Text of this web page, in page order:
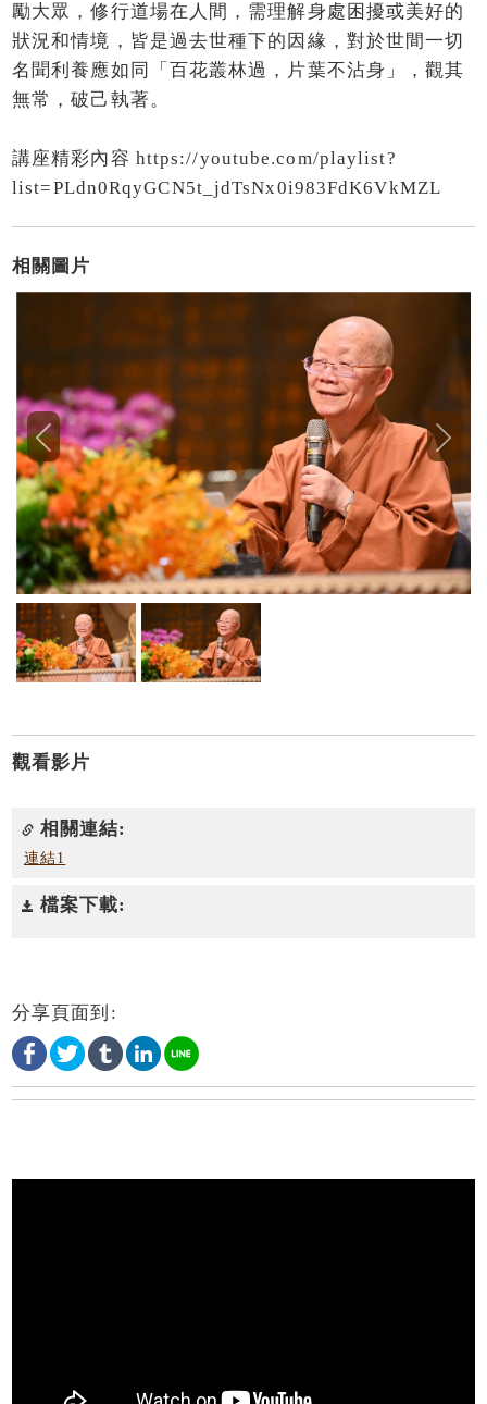
勵大眾，修行道場在人間，需理解身處困擾或美好的
狀況和情境，皆是過去世種下的因緣，對於世間一切
名聞利養應如同「百花叢林過，片葉不沾身」，觀其
無常，破己執著。
講座精彩內容 https://youtube.com/playlist?
list=PLdn0RqyGCN5t_jdTsNx0i983FdK6VkMZL
相關圖片
觀看影片
相關連結:
連結1
檔案下載:
分享頁面到: